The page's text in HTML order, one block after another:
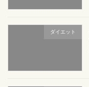
ダイエット